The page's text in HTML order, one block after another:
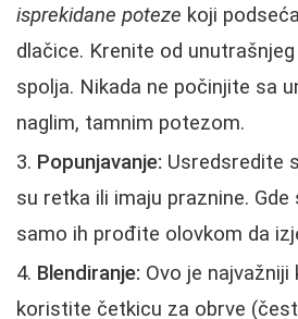
isprekidane poteze koji
dlačice. Krenite od
spolja. Nikada ne počinjite sa
naglim, tamnim potezom.
Popunjavanje: Usredsredite
su retka ili imaju praznine. Gde
samo ih prođite olovkom da
Blendiranje: Ovo je najvažniji
koristite četkicu za obrve